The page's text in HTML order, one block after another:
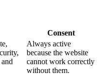
Consent
Always active
because the website
cannot work correctly
without them.